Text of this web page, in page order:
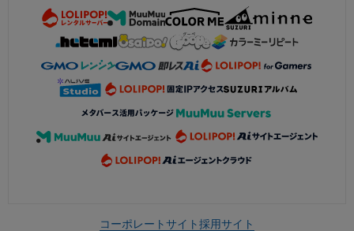
コーポレートサイト採用サイト